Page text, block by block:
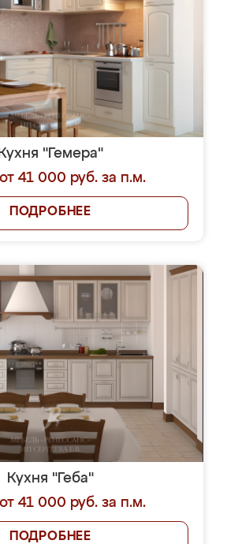
Кухня "Гемера"
41 000 руб. за п.м.
ПОДРОБНЕЕ
Кухня "Геба"
41 000 руб. за п.м.
ПОДРОБНЕЕ